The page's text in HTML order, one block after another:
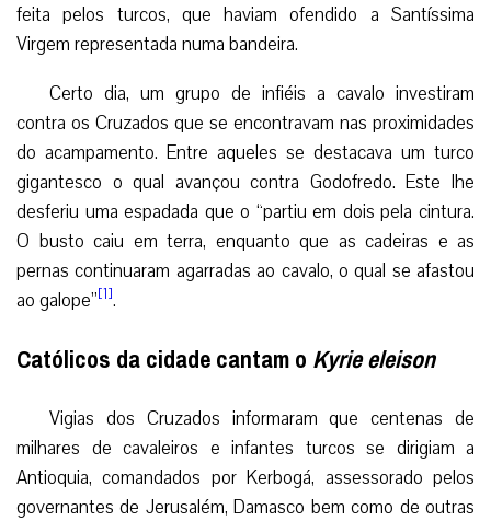
feita pelos turcos, que haviam ofendido a Santíssima
Virgem representada numa bandeira.
Certo dia, um grupo de infiéis a cavalo investiram
contra os Cruzados que se encontravam nas proximidades
do acampamento. Entre aqueles se destacava um turco
gigantesco o qual avançou contra Godofredo. Este lhe
desferiu uma espadada que o “partiu em dois pela cintura.
O busto caiu em terra, enquanto que as cadeiras e as
pernas continuaram agarradas ao cavalo, o qual se afastou
ao galope”[1].
Católicos da cidade cantam oKyrie eleison
Vigias dos Cruzados informaram que centenas de
milhares de cavaleiros e infantes turcos se dirigiam a
Antioquia, comandados por Kerbogá, assessorado pelos
governantes de Jerusalém, Damasco bem como de outras